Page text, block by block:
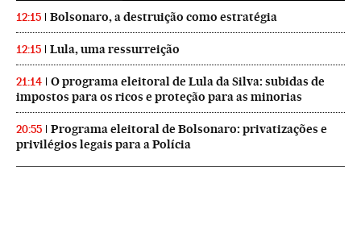
12:15 Bolsonaro, a destruição como estratégia
12:15 Lula, uma ressurreição
21:14
O programa eleitoral de Lula da Silva: subidas de
impostos para os ricos e proteção para as minorias
20:55
Programa eleitoral de Bolsonaro: privatizações e
privilégios legais para a Polícia